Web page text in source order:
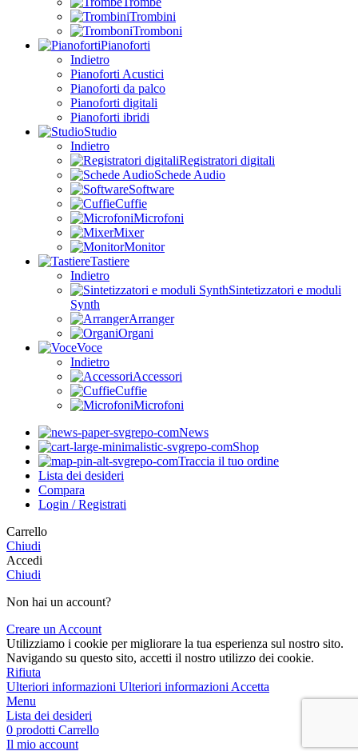
Trombini
Tromboni
Pianoforti
Indietro
Pianoforti Acustici
Pianoforti da palco
Pianoforti digitali
Pianoforti ibridi
Studio
Indietro
Registratori digitali
Schede Audio
Software
Cuffie
Microfoni
Mixer
Monitor
Tastiere
Indietro
Sintetizzatori e moduli
Synth
Arranger
Organi
Voce
Indietro
Accessori
Cuffie
Microfoni
News
Shop
Traccia il tuo ordine
Lista dei desideri
Compara
Login / Registrati
Carrello
Chiudi
Accedi
Chiudi
Non hai un account?
Creare un Account
Utilizziamo i cookie per migliorare la tua esperienza sul nostro sito.
Navigando su questo sito, accetti il nostro utilizzo dei cookie.
Rifiuta
Ulteriori informazioni Ulteriori informazioni Accetta
Menu
Lista dei desideri
0 prodotti Carrello
Il mio account